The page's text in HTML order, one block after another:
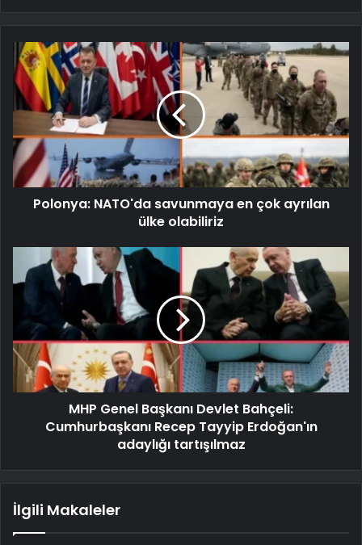
Polonya: NATO'da savunmaya en çok ayrılan
ülke olabiliriz
MHP Genel Başkanı Devlet Bahçeli:
Cumhurbaşkanı Recep Tayyip Erdoğan'ın
adaylığı tartışılmaz
İlgili Makaleler